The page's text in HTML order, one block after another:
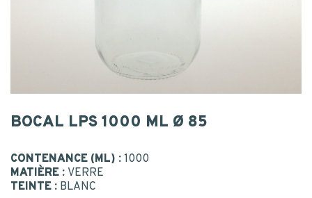
CONTACT
CONTACT US
BOCAL LPS 1000 ML Ø 85
CONTENANCE (ML) : 1000
MATIÈRE : VERRE
TEINTE : BLANC
MESSAGE